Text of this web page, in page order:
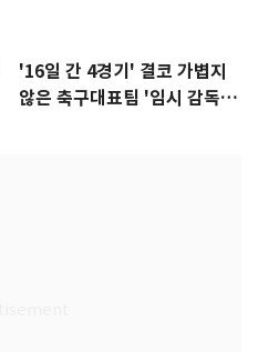
'16일 간 4경기' 결코 가볍지
않은 축구대표팀 '임시 감독'